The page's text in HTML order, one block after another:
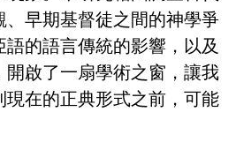
早期基督徒之間的神學爭
的語言傳統的影響，以及
啟了一扇學術之窗，讓我
在的正典形式之前，可能